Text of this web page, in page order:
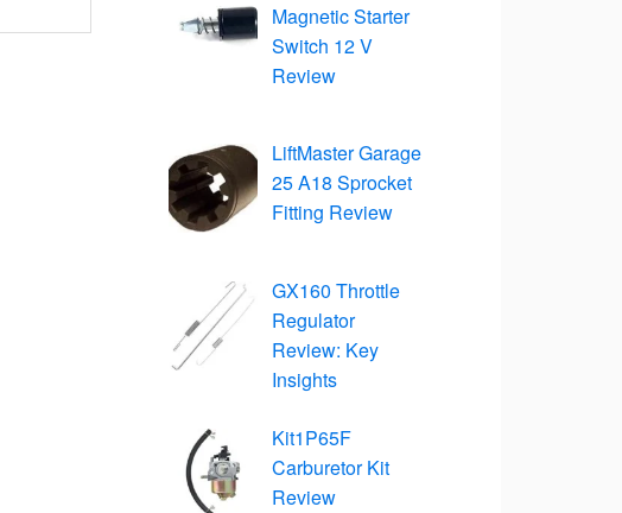
Magnetic Starter
Switch 12 V
Review
LiftMaster Garage
25 A18 Sprocket
Fitting Review
GX160 Throttle
Regulator
Review: Key
Insights
Kit1P65F
Carburetor Kit
Review